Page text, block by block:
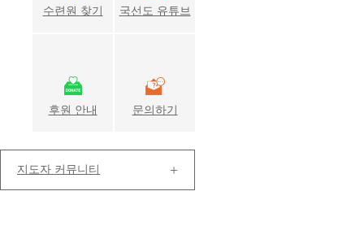
수련원 찾기 국선도 유튜브
후원 안내 문의하기
지도자 커뮤니티